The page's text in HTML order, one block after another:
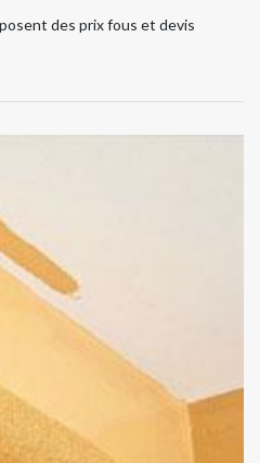
des prix fous et devis